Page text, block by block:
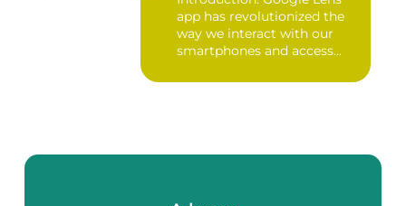
app has revolutionized the
way we interact with our
smartphones and access...